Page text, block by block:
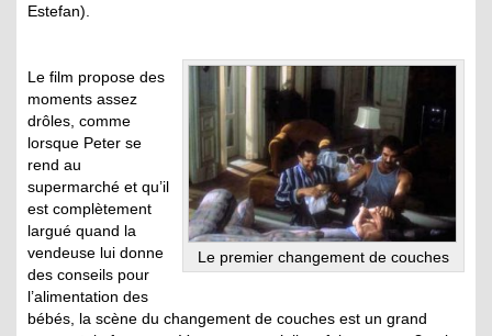
Estefan).
Le premier changement de couches
Le film propose des
moments assez
drôles, comme
lorsque Peter se
rend au
supermarché et qu’il
est complètement
largué quand la
vendeuse lui donne
des conseils pour
l’alimentation des
bébés, la scène du changement de couches est un grand